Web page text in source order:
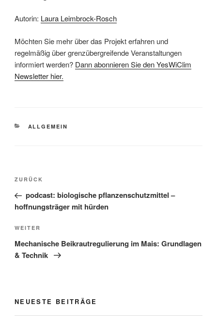
Autorin: Laura Leimbrock-Rosch
Möchten Sie mehr über das Projekt erfahren und
regelmäßig über grenzübergreifende Veranstaltungen
informiert werden? Dann abonnieren Sie den YesWiClim
Newsletter hier.
KATEGORIEN
ALLGEMEIN
Beitragsnavigation
Vorheriger
Beitrag
ZURÜCK
podcast: biologische pflanzenschutzmittel –
hoffnungsträger mit hürden
Nächster
Beitrag
WEITER
Mechanische Beikrautregulierung im Mais: Grundlagen
& Technik
NEUESTE BEITRÄGE